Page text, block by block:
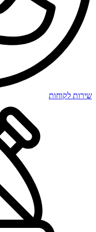
שירות לקוחות